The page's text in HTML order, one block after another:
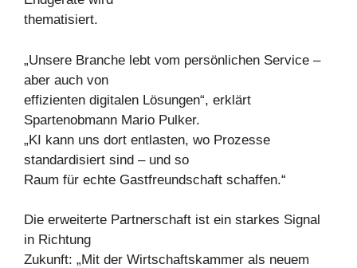
thematisiert.
„Unsere Branche lebt vom persönlichen Service –
aber auch von
effizienten digitalen Lösungen“, erklärt
Spartenobmann Mario Pulker.
„KI kann uns dort entlasten, wo Prozesse
standardisiert sind – und so
Raum für echte Gastfreundschaft schaffen.“
Die erweiterte Partnerschaft ist ein starkes Signal
in Richtung
Zukunft: „Mit der Wirtschaftskammer als neuem